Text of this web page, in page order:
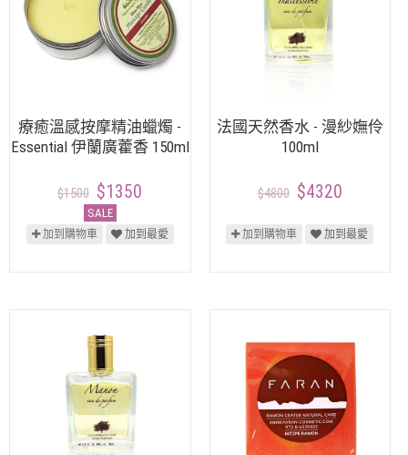
療癒溫感按摩精油蠟燭 -
Essential 伊蘭廣藿香 150ml
$1500 $1350
SALE
加到購物車 加到最愛
法國天然香水 - 漫紗嫵伶
100ml
$4800 $4320
加到購物車 加到最愛